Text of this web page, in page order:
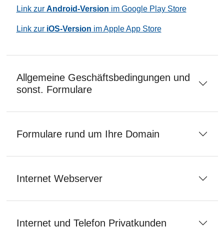
Link zur Android-Version im Google Play Store
Link zur iOS-Version im Apple App Store
Allgemeine Geschäftsbedingungen und
sonst. Formulare
Formulare rund um Ihre Domain
Internet Webserver
Internet und Telefon Privatkunden